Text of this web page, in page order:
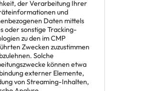
der Verarbeitung Ihrer
und
Daten mittels
oder sonstige Tracking-
zu den im CMP
Zwecken zuzustimmen
Solche
können etwa
externer Elemente,
von Streaming-Inhalten,